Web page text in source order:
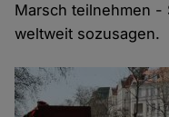
Marsch teilnehmen -
weltweit sozusagen.